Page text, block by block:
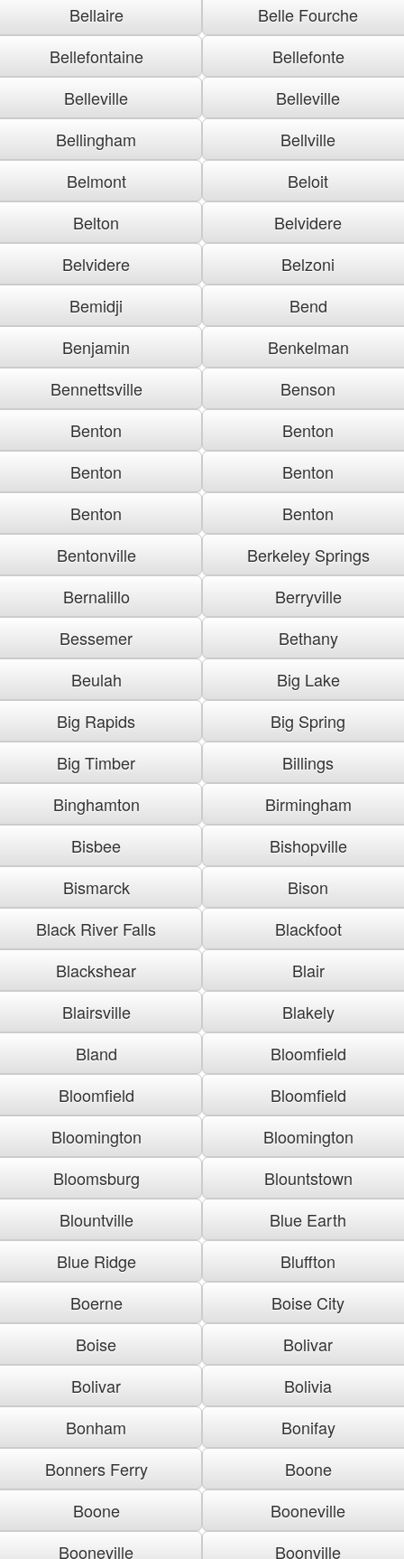
Bellaire
Belle Fourche
Bellefontaine
Bellefonte
Belleville
Belleville
Bellingham
Bellville
Belmont
Beloit
Belton
Belvidere
Belvidere
Belzoni
Bemidji
Bend
Benjamin
Benkelman
Bennettsville
Benson
Benton
Benton
Benton
Benton
Benton
Benton
Bentonville
Berkeley Springs
Bernalillo
Berryville
Bessemer
Bethany
Beulah
Big Lake
Big Rapids
Big Spring
Big Timber
Billings
Binghamton
Birmingham
Bisbee
Bishopville
Bismarck
Bison
Black River Falls
Blackfoot
Blackshear
Blair
Blairsville
Blakely
Bland
Bloomfield
Bloomfield
Bloomfield
Bloomington
Bloomington
Bloomsburg
Blountstown
Blountville
Blue Earth
Blue Ridge
Bluffton
Boerne
Boise City
Boise
Bolivar
Bolivar
Bolivia
Bonham
Bonifay
Bonners Ferry
Boone
Boone
Booneville
Booneville
Boonville